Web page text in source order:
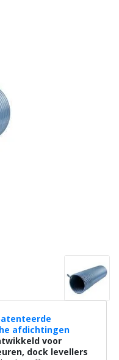
afdichtingen
voor
dock levellers